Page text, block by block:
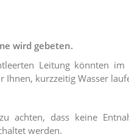
wird gebeten.
Leitung könnten
kurzzeitig Wasser
achten, dass keine
werden.